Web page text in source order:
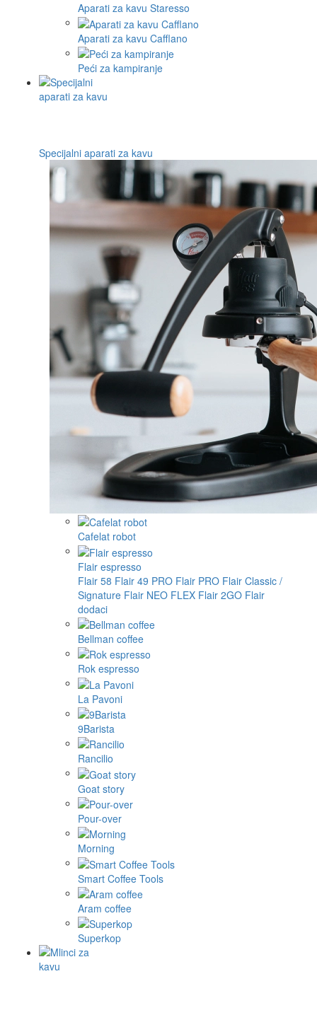
Aparati za kavu Staresso
Aparati za kavu Cafflano
Peći za kampiranje
Specijalni aparati za kavu
Cafelat robot
Flair espresso
Flair 58 Flair 49 PRO Flair PRO Flair Classic /
Signature Flair NEO FLEX Flair 2GO Flair
dodaci
Bellman coffee
Rok espresso
La Pavoni
9Barista
Rancilio
Goat story
Pour-over
Morning
Smart Coffee Tools
Aram coffee
Superkop